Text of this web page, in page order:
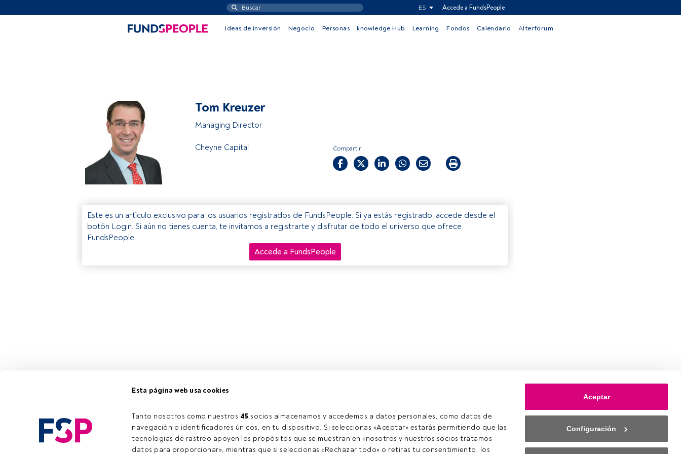
Esta página web usa cookies
Tanto nosotros como nuestros 45 socios almacenamos y accedemos a datos personales, como datos de
navegación o identificadores únicos, en tu dispositivo. Si seleccionas «Aceptar» estarás permitiendo que las
tecnologías de rastreo apoyen los propósitos que se muestran en «nosotros y nuestros socios tratamos
datos para proporcionar», mientras que si seleccionas «Rechazar todo» o retiras tu consentimiento, los
Aceptar
Configuración
ES Accede a FundsPeople
Ideas de inversión Negocio Personas knowledge Hub Learning Fondos Calendario Alterforum
Tom Kreuzer
Managing Director
Cheyne Capital Compartir:
Este es un artículo exclusivo para los usuarios registrados de FundsPeople. Si ya estás registrado, accede desde el
botón Login. Si aún no tienes cuenta, te invitamos a registrarte y disfrutar de todo el universo que ofrece
FundsPeople.
Accede a FundsPeople